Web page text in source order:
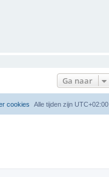
Ga naar
Alle tijden zijn UTC+02:00
cookies